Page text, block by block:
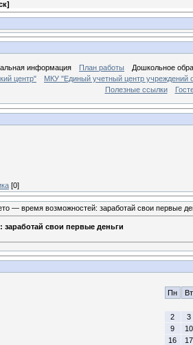
]
информация План работы
Дошкольное
центр"
МКУ "Единый учетный центр учреждений
Полезные ссылки
[0]
— время возможностей: заработай свои первые
свои первые деньги
Пн Вт
2
3
9
10
16
17